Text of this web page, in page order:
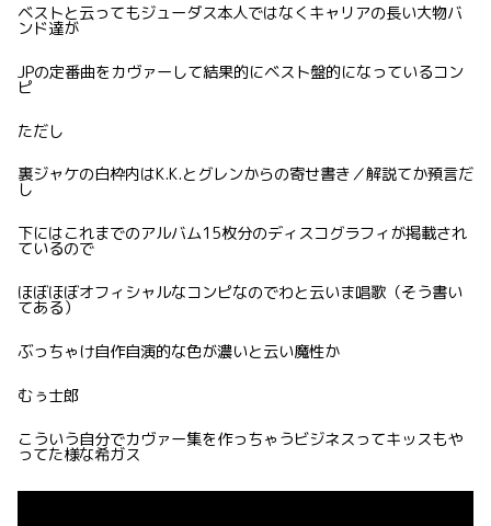
ベストと云ってもジューダス本人ではなくキャリアの長い大物バ
ンド達が
JPの定番曲をカヴァーして結果的にベスト盤的になっているコン
ピ
ただし
裏ジャケの白枠内はK.K.とグレンからの寄せ書き／解説てか預言だ
し
下にはこれまでのアルバム15枚分のディスコグラフィが掲載され
ているので
ほぼほぼオフィシャルなコンピなのでわと云いま唱歌（そう書い
てある）
ぶっちゃけ自作自演的な色が濃いと云い魔性か
むぅ士郎
こういう自分でカヴァー集を作っちゃうビジネスってキッスもや
ってた様な希ガス